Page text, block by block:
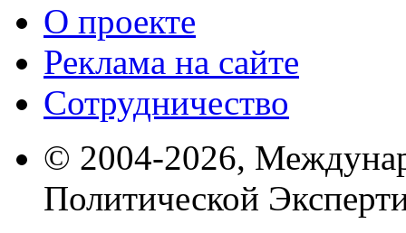
О проекте
Реклама на сайте
Сотрудничество
© 2004-2026,
Политической